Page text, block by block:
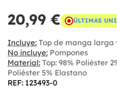
20,99 € ÚLTIMAS
Incluye: Top de manga larga
No incluye: Pompones
Material: Top: 98% Poliéster
Poliéster 5% Elastano
REF: 123493-0